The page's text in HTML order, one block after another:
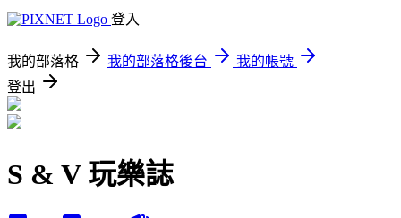
登入
我的部落格 我的部落格後台
我的帳號
登出
S & V 玩樂誌